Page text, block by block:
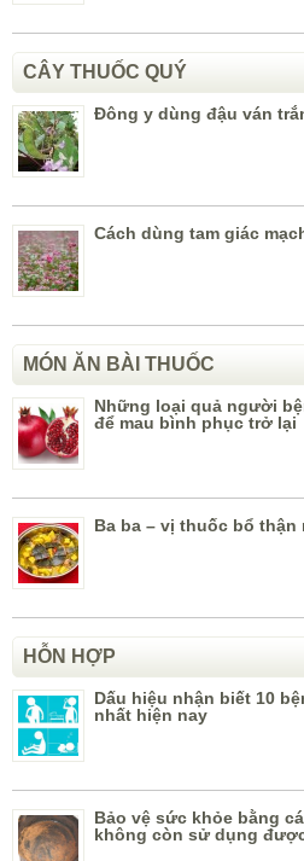
CÂY THUỐC QUÝ
Đông y dùng đậu ván
Cách dùng tam giác
MÓN ĂN BÀI THUỐC
Những loại quả người
để mau bình phục trở lại
Ba ba – vị thuốc bổ
HỖN HỢP
Dấu hiệu nhận biết 10
nhất hiện nay
Bảo vệ sức khỏe bằng
không còn sử dụng